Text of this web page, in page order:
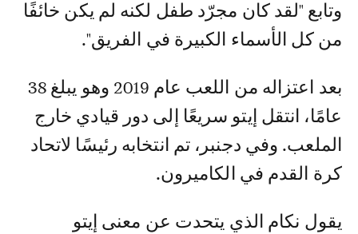
وتابع "لقد كان مجرّد طفل لكنه لم يكن خائفًا
من كل الأسماء الكبيرة في الفريق".
بعد اعتزاله من اللعب عام 2019 وهو يبلغ 38
عامًا، انتقل إيتو سريعًا إلى دور قيادي خارج
الملعب. وفي دجنبر، تم انتخابه رئيسًا لاتحاد
كرة القدم في الكاميرون.
يقول نكام الذي يتحدت عن معنى إيتو